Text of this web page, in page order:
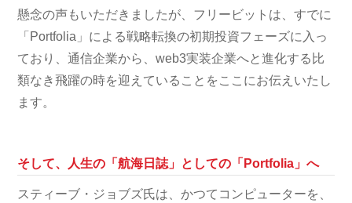
懸念の声もいただきましたが、フリービットは、すでに
「Portfolia」による戦略転換の初期投資フェーズに入っ
ており、通信企業から、web3実装企業へと進化する比
類なき飛躍の時を迎えていることをここにお伝えいたし
ます。
そして、人生の「航海日誌」としての「Portfolia」へ
スティーブ・ジョブズ氏は、かつてコンピューターを、